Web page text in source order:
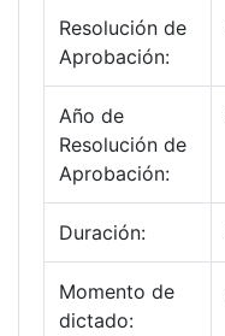
Resolución de
Aprobación:
Año de
Resolución de
Aprobación:
Duración:
Momento de
dictado: